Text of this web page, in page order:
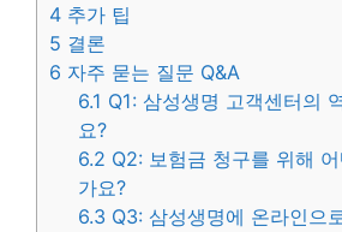
4 추가 팁
5 결론
6 자주 묻는 질문 Q&A
6.1 Q1: 삼성생명 고객센터의
요?
6.2 Q2: 보험금 청구를 위해
가요?
6.3 Q3: 삼성생명에 온라인으